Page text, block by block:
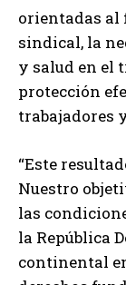
orientadas
sindical, la
y salud en el
protección
trabajadores
“Este
Nuestro
las
la República
continental